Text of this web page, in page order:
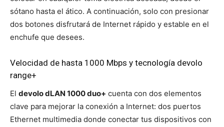
sótano hasta el ático. A continuación, solo con presionar
dos botones disfrutará de Internet rápido y estable en el
enchufe que desees.
Velocidad de hasta 1000 Mbps y tecnología devolo
range+
El devolo dLAN 1000 duo+ cuenta con dos elementos
clave para mejorar la conexión a Internet: dos puertos
Ethernet multimedia donde conectar tus dispositivos con